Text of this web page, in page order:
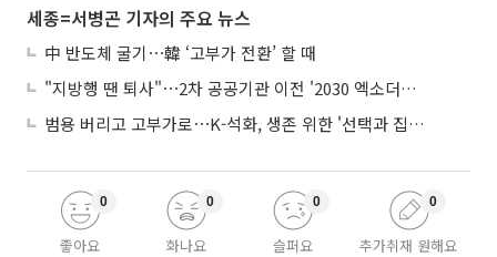
세종=서병곤 기자의 주요 뉴스
中 반도체 굴기⋯韓 ‘고부가 전환’ 할 때
"지방행 땐 퇴사"⋯2차 공공기관 이전 '2030 엑소더스' 뇌관
범용 버리고 고부가로⋯K-석화, 생존 위한 '선택과 집중'
좋아요
0
화나요
0
슬퍼요
0
추가취재 원해요
0